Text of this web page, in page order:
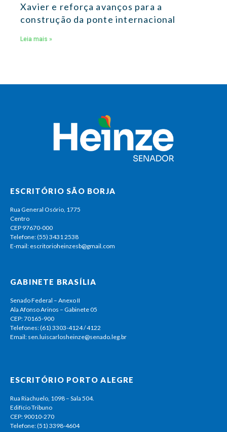
Xavier e reforça avanços para a
construção da ponte internacional
Leia mais »
ESCRITÓRIO SÃO BORJA
Rua General Osório, 1775
Centro
CEP 97670-000
Telefone: (55) 3431 2538
E-mail: escritorioheinzesb@gmail.com
GABINETE BRASÍLIA
Senado Federal – Anexo II
Ala Afonso Arinos – Gabinete 05
CEP: 70165-900
Telefones: (61) 3303-4124 / 4122
Email: sen.luiscarlosheinze@senado.leg.br
ESCRITÓRIO PORTO ALEGRE
Rua Riachuelo, 1098 – Sala 504.
Edifício Tribuno
CEP: 90010-270
Telefone: (51) 3398-4604